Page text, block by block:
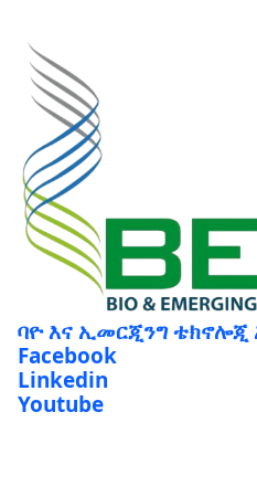
ባዮ እና ኢመርጂንግ ቴክኖሎጂ
Facebook
Linkedin
Youtube